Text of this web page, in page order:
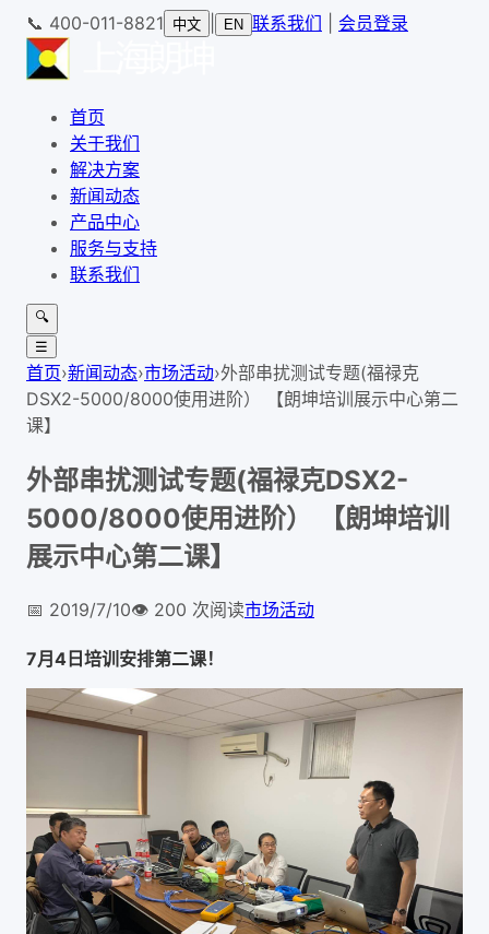
📞 400-011-8821 中文 EN 联系我们 会员登录
首页
关于我们
解决方案
新闻动态
产品中心
服务与支持
联系我们
🔍
☰
首页›新闻动态›市场活动›外部串扰测试专题(福禄克
DSX2-5000/8000使用进阶） 【朗坤培训展示中心第二
课】
外部串扰测试专题(福禄克DSX2-
5000/8000使用进阶） 【朗坤培训
展示中心第二课】
📅 2019/7/10👁️ 200 次阅读市场活动
7月4日培训安排第二课！